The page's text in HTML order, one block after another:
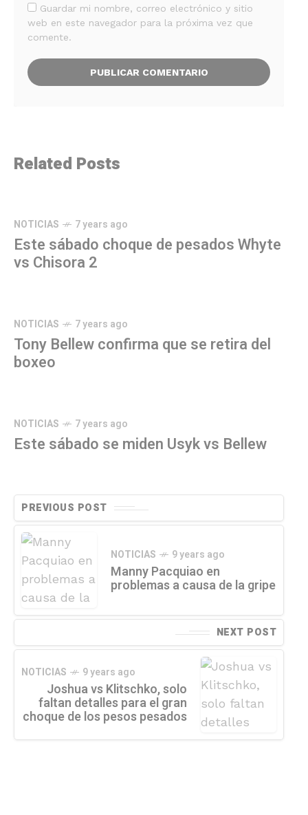
Guardar mi nombre, correo electrónico y sitio
web en este navegador para la próxima vez que
comente.
Related Posts
NOTICIAS 7 years ago
Este sábado choque de pesados Whyte
vs Chisora 2
NOTICIAS 7 years ago
Tony Bellew confirma que se retira del
boxeo
NOTICIAS 7 years ago
Este sábado se miden Usyk vs Bellew
PREVIOUS POST
NOTICIAS 9 years ago
Manny Pacquiao en
problemas a causa de la gripe
NEXT POST
NOTICIAS 9 years ago
Joshua vs Klitschko, solo
faltan detalles para el gran
choque de los pesos pesados